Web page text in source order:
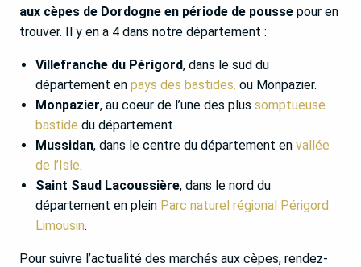
aux cèpes de Dordogne en période de pousse pour en
trouver. Il y en a 4 dans notre département :
Villefranche du Périgord, dans le sud du
département en pays des bastides. ou Monpazier.
Monpazier, au coeur de l’une des plus somptueuse
bastide du département.
Mussidan, dans le centre du département en vallée
de l’Isle.
Saint Saud Lacoussière, dans le nord du
département en plein Parc naturel régional Périgord
Limousin.
Pour suivre l’actualité des marchés aux cèpes, rendez-